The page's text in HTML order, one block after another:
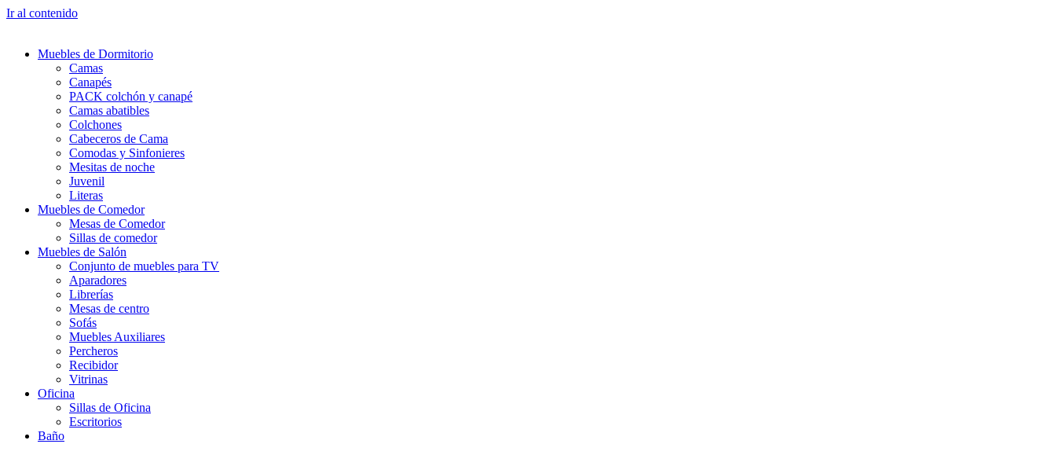
Ir al contenido
Muebles de Dormitorio
Camas
Canapés
PACK colchón y canapé
Camas abatibles
Colchones
Cabeceros de Cama
Comodas y Sinfonieres
Mesitas de noche
Juvenil
Literas
Muebles de Comedor
Mesas de Comedor
Sillas de comedor
Muebles de Salón
Conjunto de muebles para TV
Aparadores
Librerías
Mesas de centro
Sofás
Muebles Auxiliares
Percheros
Recibidor
Vitrinas
Oficina
Sillas de Oficina
Escritorios
Baño